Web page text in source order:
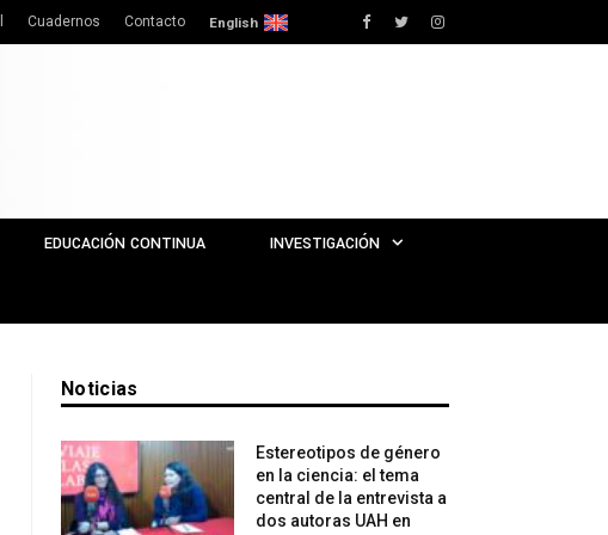
Cuadernos Contacto English Facebook
TwitterInstagram
EDUCACIÓN CONTINUA INVESTIGACIÓN
Noticias
Estereotipos de género
en la ciencia: el tema
central de la entrevista a
dos autoras UAH en